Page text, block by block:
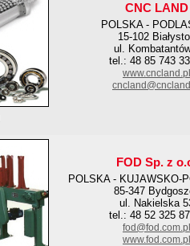
CNC LAND
POLSKA -
15-102
ul.
tel.: 48 85 743
www.cncland.pl
FOD Sp. z
POLSKA - KUJAWSKO-
85-347
ul. Nakielska
tel.: 48 52 325
fod@fod.com.pl
www.fod.com.pl